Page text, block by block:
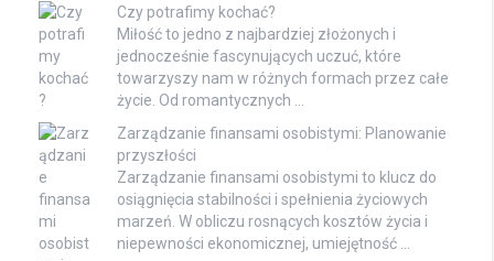
Czy potrafimy kochać?
Miłość to jedno z najbardziej złożonych i
jednocześnie fascynujących uczuć, które
towarzyszy nam w różnych formach przez całe
życie. Od romantycznych …
Zarządzanie finansami osobistymi: Planowanie
przyszłości
Zarządzanie finansami osobistymi to klucz do
osiągnięcia stabilności i spełnienia życiowych
marzeń. W obliczu rosnących kosztów życia i
niepewności ekonomicznej, umiejętność …